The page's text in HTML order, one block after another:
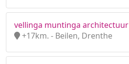
vellinga muntinga architectuur
+17km. - Beilen, Drenthe